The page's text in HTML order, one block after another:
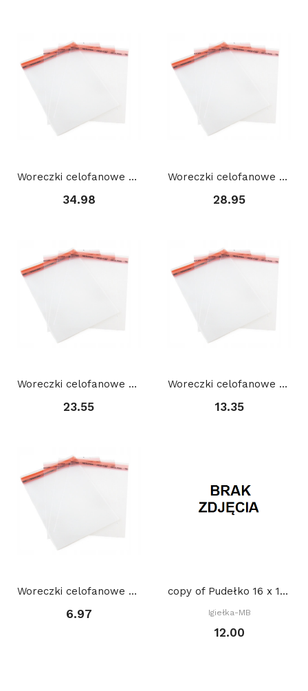
Woreczki celofanowe z taśmą (100 szt) 15 x 30 +...
34.98
Woreczki celofanowe z taśmą (100 szt) 17 x 24 +...
28.95
Woreczki celofanowe z taśmą (100 szt) 12,5 x 17...
23.55
Woreczki celofanowe z taśmą (100 szt) 15 x 20 +...
13.35
Woreczki celofanowe z taśmą (100 szt) 8 x 23 +...
6.97
copy of Pudełko 16 x 16 x 2,5 cm
Igiełka-MB
12.00